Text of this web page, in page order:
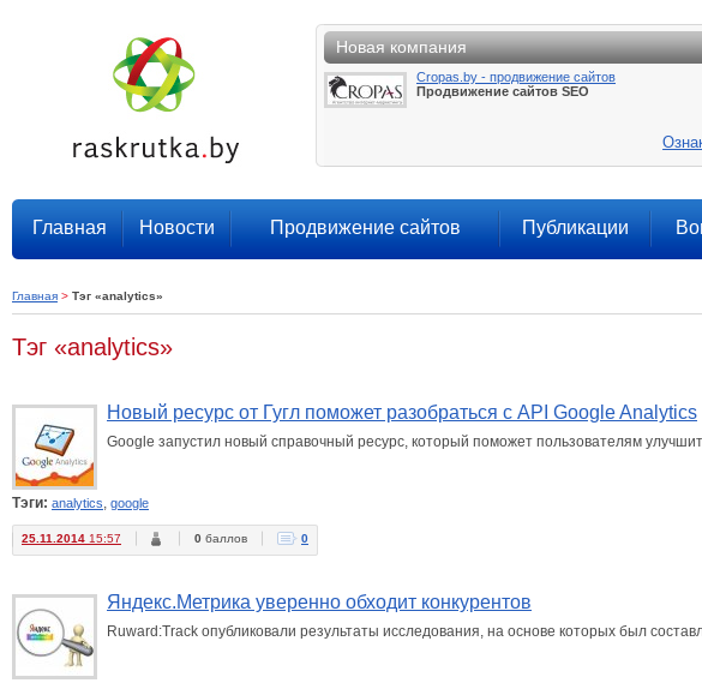
Новая компания
Cropas.by - продвижение сайтов
Продвижение сайтов SEO
Главная Новости Продвижение сайтов Публикации
Главная > Тэг «analytics»
Тэг «analytics»
Новый ресурс от Гугл поможет разобраться с API Google Analytics
Google запустил новый справочный ресурс, который поможет пользователям
Тэги: analytics, google
25.11.2014 15:57 0 баллов 0
Яндекс.Метрика уверенно обходит конкурентов
Ruward:Track опубликовали результаты исследования, на основе которых был